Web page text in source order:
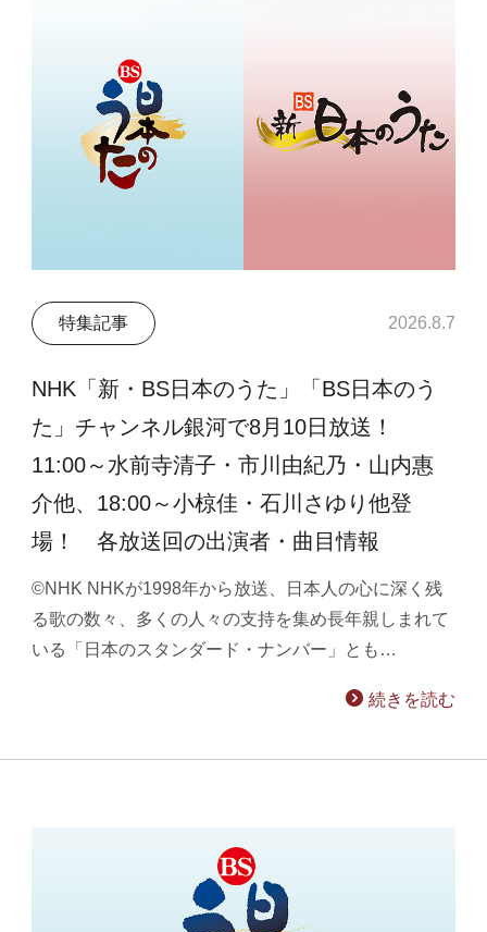
特集記事 2026.8.7
NHK「新・BS日本のうた」「BS日本のう
た」チャンネル銀河で8月10日放送！
11:00～水前寺清子・市川由紀乃・山内惠
介他、18:00～小椋佳・石川さゆり他登
場！ 各放送回の出演者・曲目情報
©NHK NHKが1998年から放送、日本人の心に深く残
る歌の数々、多くの人々の支持を集め長年親しまれて
いる「日本のスタンダード・ナンバー」とも…
続きを読む